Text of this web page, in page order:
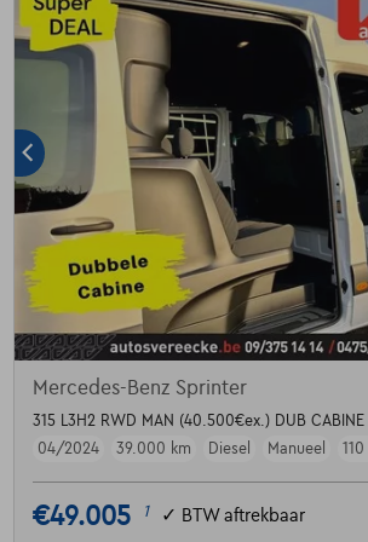
Mercedes-Benz Sprinter
315 L3H2 RWD MAN (40.500€ex.) DUB CABINE
04/2024
39.000 km Diesel Manueel
€49.005 1 ✓ BTW aftrekbaar